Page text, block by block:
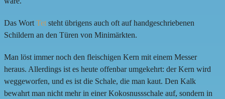
Das Wort Tet steht übrigens auch oft auf handgeschriebenen
Schildern an den Türen von Minimärkten.
Man löst immer noch den fleischigen Kern mit einem Messer
heraus. Allerdings ist es heute offenbar umgekehrt: der Kern wird
weggeworfen, und es ist die Schale, die man kaut. Den Kalk
bewahrt man nicht mehr in einer Kokosnussschale auf, sondern in